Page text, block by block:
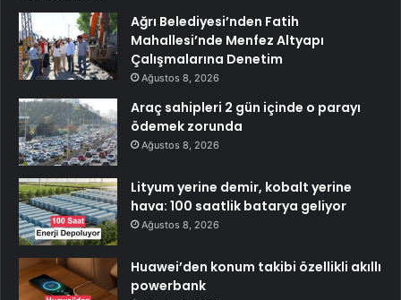
Ağrı Belediyesi’nden Fatih
Mahallesi’nde Menfez Altyapı
Çalışmalarına Denetim
Ağustos 8, 2026
Araç sahipleri 2 gün içinde o parayı
ödemek zorunda
Ağustos 8, 2026
Lityum yerine demir, kobalt yerine
hava: 100 saatlik batarya geliyor
Ağustos 8, 2026
Huawei’den konum takibi özellikli akıllı
powerbank